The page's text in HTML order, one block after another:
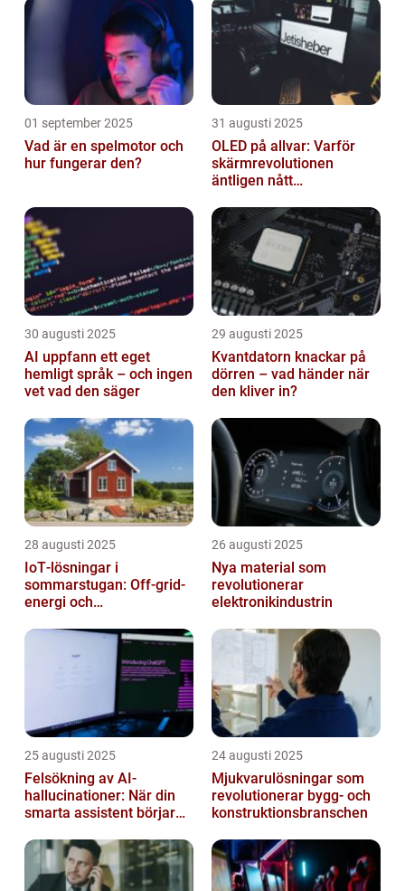
01 september 2025
Vad är en spelmotor och
hur fungerar den?
31 augusti 2025
OLED på allvar: Varför
skärmrevolutionen
äntligen nått
30 augusti 2025
AI uppfann ett eget
hemligt språk – och ingen
vet vad den säger
29 augusti 2025
Kvantdatorn knackar på
dörren – vad händer när
den kliver in?
28 augusti 2025
IoT‑lösningar i
sommarstugan: Off‑grid-
energi och
26 augusti 2025
Nya material som
revolutionerar
elektronikindustrin
25 augusti 2025
Felsökning av AI-
hallucinationer: När din
smarta assistent börjar
24 augusti 2025
Mjukvarulösningar som
revolutionerar bygg- och
konstruktionsbranschen